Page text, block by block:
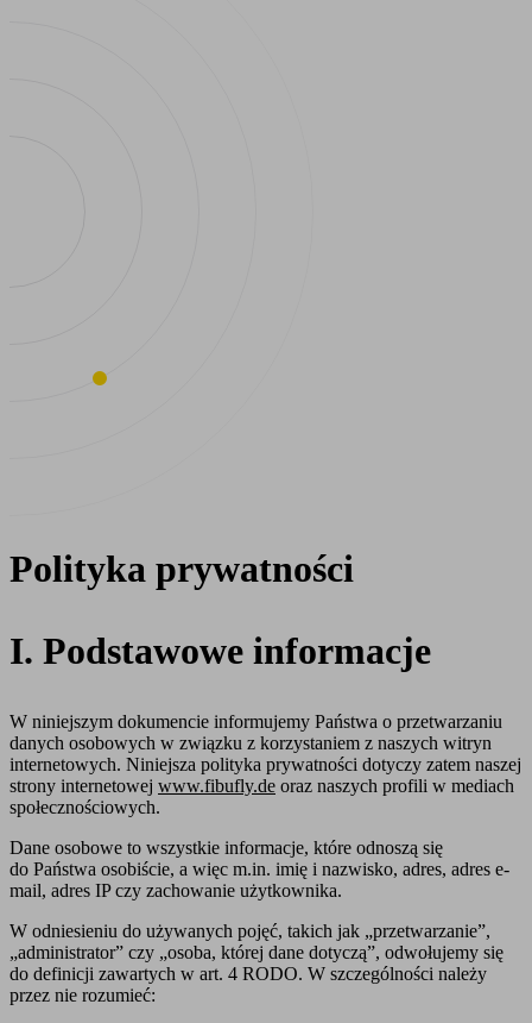
Polityka prywatności
I. Podstawowe informacje
W niniejszym dokumencie informujemy Państwa o przetwarzaniu
danych osobowych w związku z korzystaniem z naszych witryn
internetowych. Niniejsza polityka prywatności dotyczy zatem naszej
strony internetowej www.fibufly.de oraz naszych profili w mediach
społecznościowych.
Dane osobowe to wszystkie informacje, które odnoszą się
do Państwa osobiście, a więc m.in. imię i nazwisko, adres, adres e-
mail, adres IP czy zachowanie użytkownika.
W odniesieniu do używanych pojęć, takich jak „przetwarzanie”,
„administrator” czy „osoba, której dane dotyczą”, odwołujemy się
do definicji zawartych w art. 4 RODO. W szczególności należy
przez nie rozumieć: